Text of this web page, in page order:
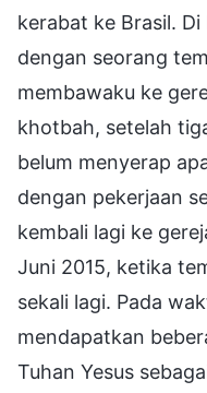
kerabat ke Brasil.
dengan seorang
membawaku ke
khotbah, setelah
belum menyerap
dengan pekerjaan
kembali lagi ke
Juni 2015, ketika
sekali lagi. Pada
mendapatkan
Tuhan Yesus